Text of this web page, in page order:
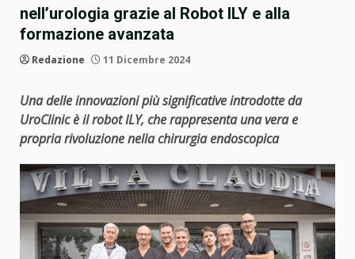
nell’urologia grazie al Robot ILY e alla
formazione avanzata
Redazione 11 Dicembre 2024
Una delle innovazioni più significative introdotte da
UroClinic è il robot ILY, che rappresenta una vera e
propria rivoluzione nella chirurgia endoscopica